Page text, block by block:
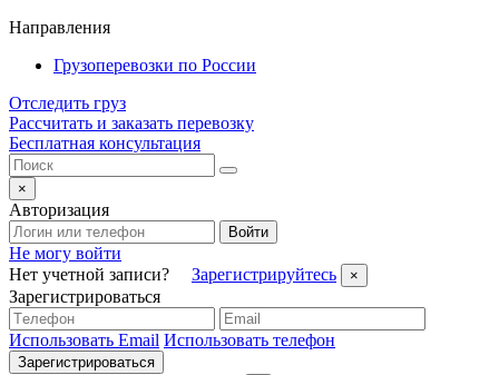
Направления
Грузоперевозки по России
Отследить груз
Рассчитать и заказать перевозку
Бесплатная консультация
×
Авторизация
Войти
Не могу войти
Нет учетной записи?
Зарегистрируйтесь ×
Зарегистрироваться
Использовать Email Использовать телефон
Зарегистрироваться